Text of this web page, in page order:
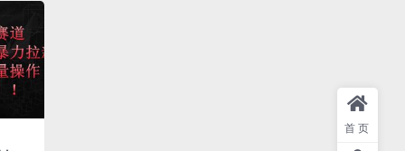
首页